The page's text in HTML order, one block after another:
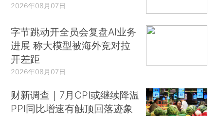
2026年08月07日
字节跳动开全员会复盘AI业务
进展 称大模型被海外竞对拉
开差距
2026年08月07日
财新调查｜7月CPI或继续降温
PPI同比增速有触顶回落迹象